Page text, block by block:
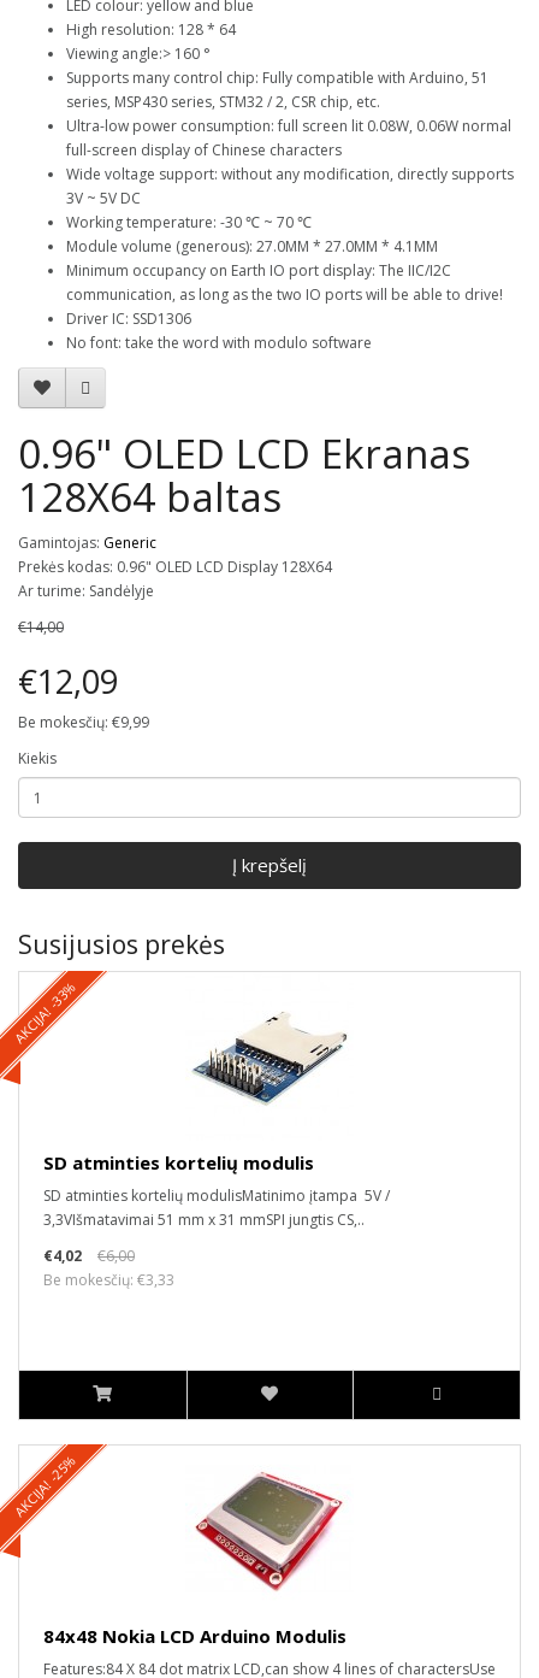
LED colour: yellow and blue
High resolution: 128 * 64
Viewing angle:> 160 °
Supports many control chip: Fully compatible with Arduino, 51
series, MSP430 series, STM32 / 2, CSR chip, etc.
Ultra-low power consumption: full screen lit 0.08W, 0.06W normal
full-screen display of Chinese characters
Wide voltage support: without any modification, directly supports
3V ~ 5V DC
Working temperature: -30 ℃ ~ 70 ℃
Module volume (generous): 27.0MM * 27.0MM * 4.1MM
Minimum occupancy on Earth IO port display: The IIC/I2C
communication, as long as the two IO ports will be able to drive!
Driver IC: SSD1306
No font: take the word with modulo software
0.96" OLED LCD Ekranas
128X64 baltas
Gamintojas: Generic
Prekės kodas: 0.96" OLED LCD Display 128X64
Ar turime: Sandėlyje
€14,00
€12,09
Be mokesčių: €9,99
Kiekis
Į krepšelį
Susijusios prekės
AKCIJA! -33%
SD atminties kortelių modulis
SD atminties kortelių modulisMatinimo įtampa 5V /
3,3VIšmatavimai 51 mm x 31 mmSPI jungtis CS,..
€4,02
€6,00
Be mokesčių: €3,33
AKCIJA! -25%
84x48 Nokia LCD Arduino Modulis
Features:84 X 84 dot matrix LCD,can show 4 lines of charactersUse